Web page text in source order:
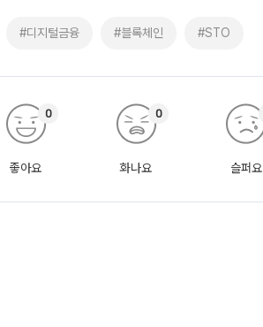
#디지털금융 #블록체인 #STO
좋아요
0
화나요
0
슬퍼요